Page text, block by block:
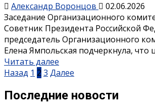
Александр Воронцов
02.06.2026
Заседание Организационного
Советник Президента Российской
председатель Организационного
Елена Ямпольская подчеркнула, что
Читать далее
Пагинация
записей
Назад 1 2 3 Далее
Последние новости